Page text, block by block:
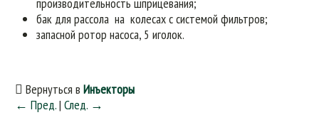
бак для рассола на колесах с системой фильтров;
запасной ротор насоса, 5 иголок.
Вернуться вИнъекторы
← Пред.|След. →